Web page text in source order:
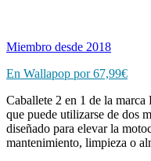
Miembro desde 2018
En Wallapop por 67,99€
Caballete 2 en 1 de la
que puede utilizarse de dos
diseñado para elevar la
mantenimiento, limpieza o